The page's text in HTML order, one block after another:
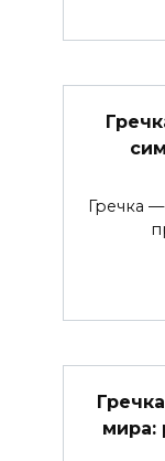
Гречка
мира: